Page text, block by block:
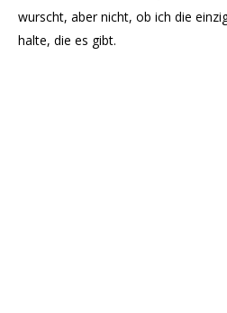
wurscht, aber nicht, ob ich die
halte, die es gibt.